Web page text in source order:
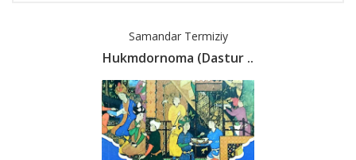
Samandar Termiziy
Hukmdornoma (Dastur ..